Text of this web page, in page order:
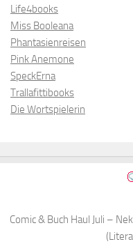
Life4books
Miss Booleana
Phantasienreisen
Pink Anemone
SpeckErna
Trallafittibooks
Die Wortspielerin
Comic & Buch Haul Juli –